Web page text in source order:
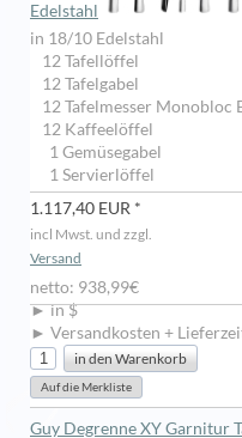
Edelstahl
in 18/10 Edelstahl
12 Tafellöffel
12 Tafelgabel
12 Tafelmesser Monobloc
12 Kaffeelöffel
1 Gemüsegabel
1 Servierlöffel
1.117,40 EUR *
incl Mwst. und zzgl.
Versand
netto: 938,99€
► in $
► Versandkosten +
Guy Degrenne XY Garnitur